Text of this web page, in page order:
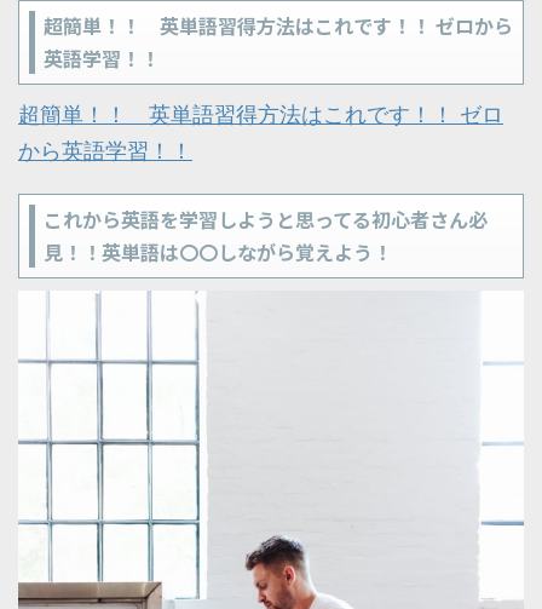
超簡単！！ 英単語習得方法はこれです！！ ゼロから
英語学習！！
超簡単！！ 英単語習得方法はこれです！！ ゼロ
から英語学習！！
これから英語を学習しようと思ってる初心者さん必
見！！英単語は〇〇しながら覚えよう！